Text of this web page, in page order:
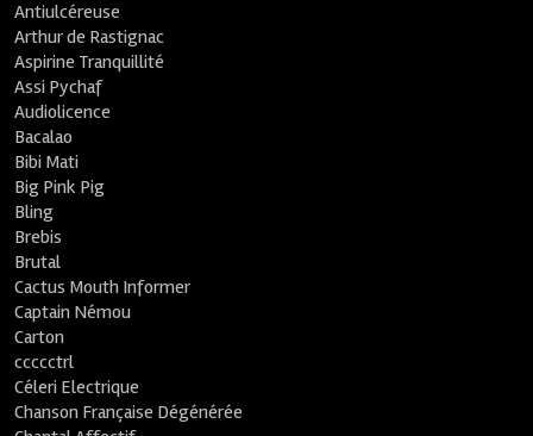
Antiulcéreuse
Arthur de Rastignac
Aspirine Tranquillité
Assi Pychaf
Audiolicence
Bacalao
Bibi Mati
Big Pink Pig
Bling
Brebis
Brutal
Cactus Mouth Informer
Captain Némou
Carton
ccccctrl
Céleri Electrique
Chanson Française Dégénérée